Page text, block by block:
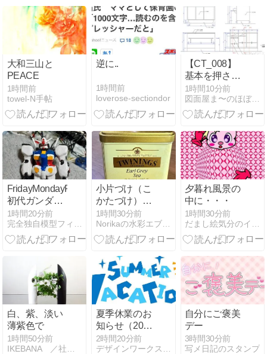
大和三山と
PEACE
1時間前
towel-N手帖
逆に..
1時間前
loverose-sectiondor
【CT_008】
基本を押さえ
たサービスカ
ウンターの作
図事例
1時間10分前
図面屋ま〜のほぼ日ブログ
FridayMondayFriday
初代ガンダム
のコンセプト
にガンダムOG
１の汎用マル
ムOG１の純粋
な発展型
GWRXー224
ガンダムヒュ
ッケバイン、
GWRXー224
ガンダム
1時間20分前
小片づけ（こ
かたづけ）し
よう♪
1時間30分前
Norikaの水彩エブリデイ
夕暮れ風景の
中に・・・
1時間30分前
白、紫、淡い
薄紫色で
1時間50分前
夏季休業のお
知らせ（2026
年）
2時間20分前
自分にご褒美
デー
3時間30分前
写メ日記のスタンプ